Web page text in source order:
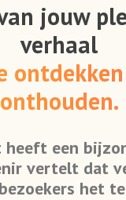
jouw
verhaal
onthouden.
een
vertelt dat
het